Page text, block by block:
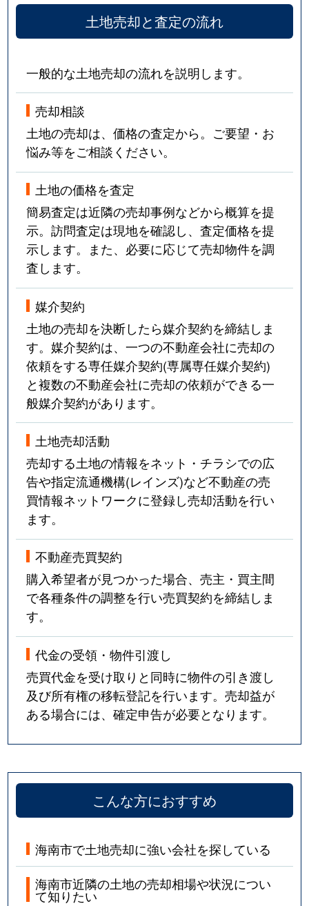
土地売却と査定の流れ
一般的な土地売却の流れを説明します。
売却相談
土地の売却は、価格の査定から。ご要望・お
悩み等をご相談ください。
土地の価格を査定
簡易査定は近隣の売却事例などから概算を提
示。訪問査定は現地を確認し、査定価格を提
示します。また、必要に応じて売却物件を調
査します。
媒介契約
土地の売却を決断したら媒介契約を締結しま
す。媒介契約は、一つの不動産会社に売却の
依頼をする専任媒介契約(専属専任媒介契約)
と複数の不動産会社に売却の依頼ができる一
般媒介契約があります。
土地売却活動
売却する土地の情報をネット・チラシでの広
告や指定流通機構(レインズ)など不動産の売
買情報ネットワークに登録し売却活動を行い
ます。
不動産売買契約
購入希望者が見つかった場合、売主・買主間
で各種条件の調整を行い売買契約を締結しま
す。
代金の受領・物件引渡し
売買代金を受け取りと同時に物件の引き渡し
及び所有権の移転登記を行います。売却益が
ある場合には、確定申告が必要となります。
こんな方におすすめ
海南市で土地売却に強い会社を探している
海南市近隣の土地の売却相場や状況につい
て知りたい